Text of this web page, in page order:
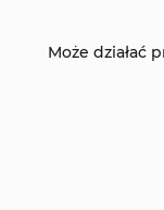
Może działać